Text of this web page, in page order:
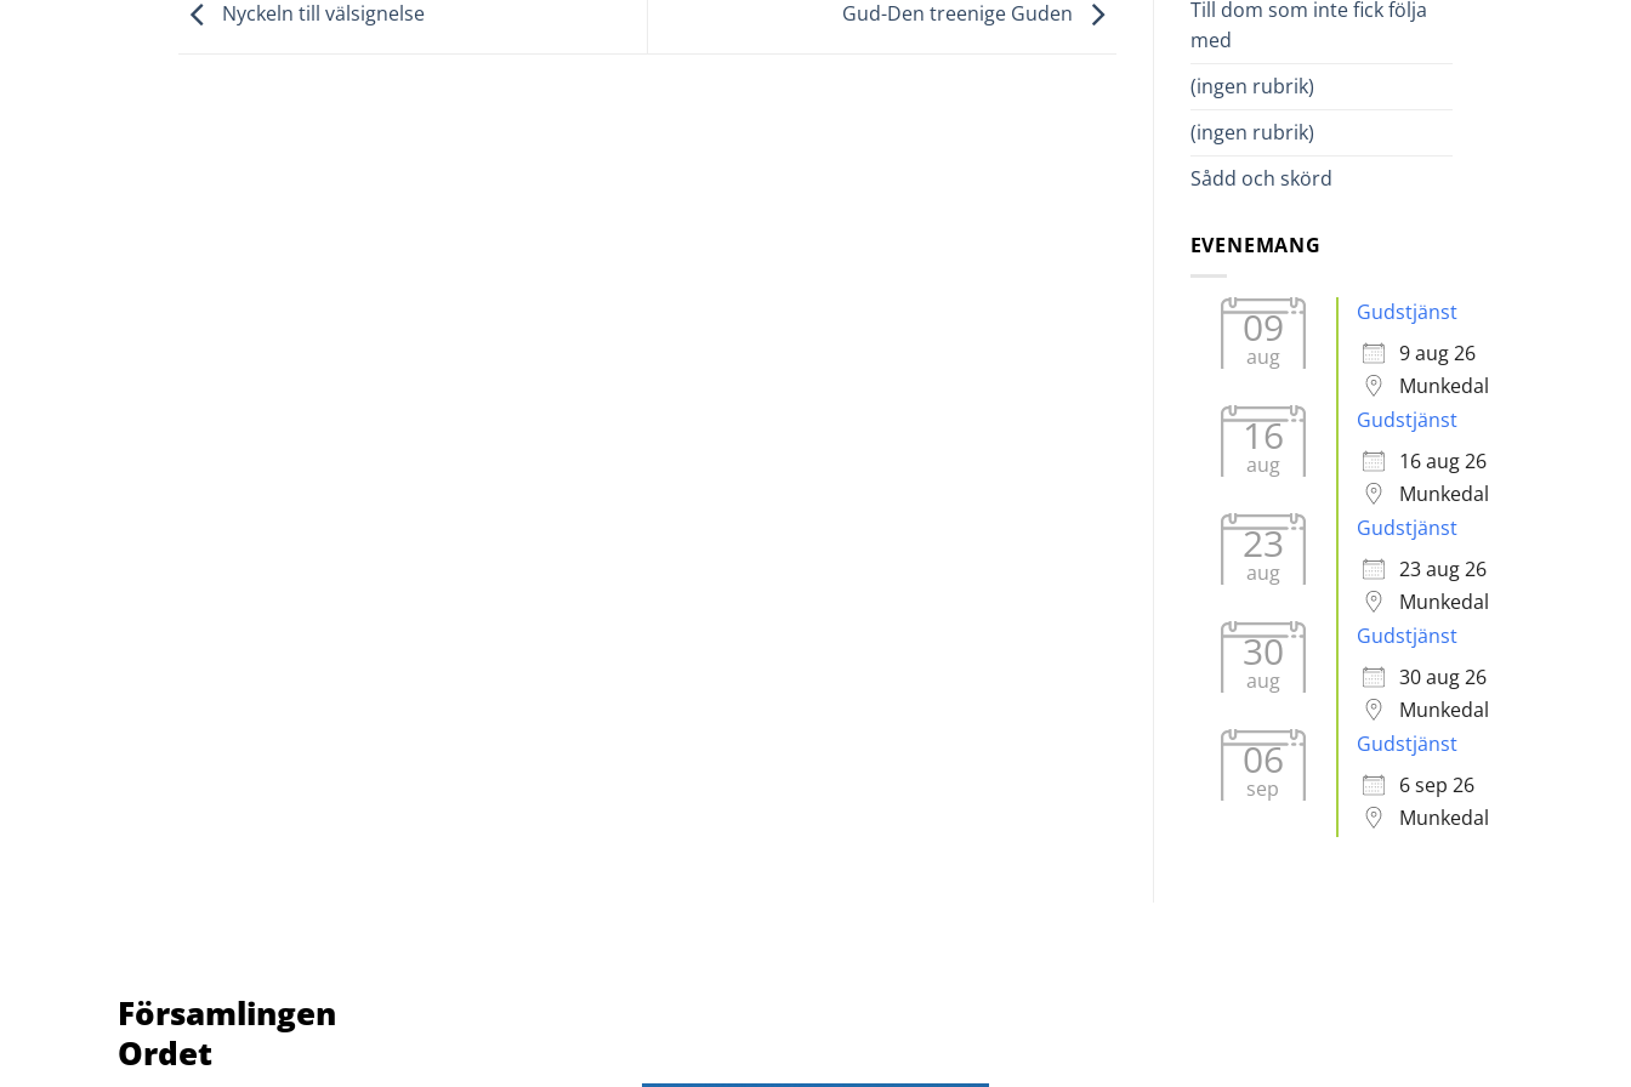
höja
Nyckeln till välsignelse Gud-Den treenige Guden
Till dom som inte fick följa
med
(ingen rubrik)
(ingen rubrik)
Sådd och skörd
EVENEMANG
09
aug
Gudstjänst
9 aug 26
Munkedal
16
aug
Gudstjänst
16 aug 26
Munkedal
23
aug
Gudstjänst
23 aug 26
Munkedal
30
aug
Gudstjänst
30 aug 26
Munkedal
06
sep
Gudstjänst
6 sep 26
Munkedal
Församlingen
Ordet